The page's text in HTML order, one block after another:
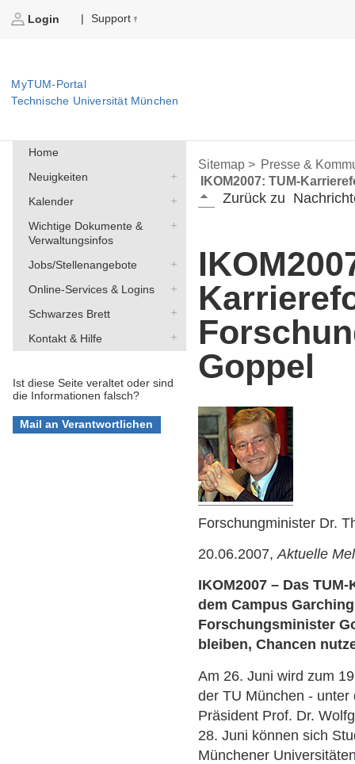
Login | Support
MyTUM-Portal
Technische Universität München
Home
Neuigkeiten
Kalender
Wichtige Dokumente &
Verwaltungsinfos
Jobs/Stellenangebote
Online-Services & Logins
Schwarzes Brett
Kontakt & Hilfe
Ist diese Seite veraltet oder sind
die Informationen falsch?
Sitemap > Presse &
IKOM2007: TUM-
Zurück zu
Goppel
Forschungminister Dr.
20.06.2007,Aktuelle
IKOM2007 – Das
dem Campus
Forschungsminister
bleiben, Chancen
Am 26. Juni wird zum
der TU München -
Präsident Prof. Dr.
28. Juni können sich
Münchener